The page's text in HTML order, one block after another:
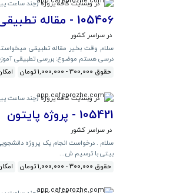
در وبسایت کافه پروژه (چند ساعت
105406 - مقاله تطبیقی
در سراسر کشور
سلام وقت بخیر مقاله تطبیقی
درسی هستم موضوع: بررسی تطبیقی
حقوق 300,000 - 1,000,000 تومان
در وبسایت کافه پروژه (چند ساعت
105421 - پروژه پایتون
در سراسر کشور
بیتی با ترسیم ش...
حقوق 300,000 - 1,000,000 تومان